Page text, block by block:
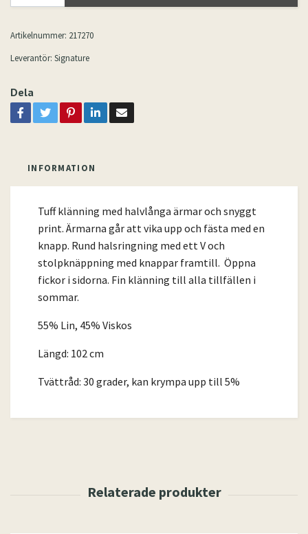
Artikelnummer: 217270
Leverantör: Signature
Dela
INFORMATION
Tuff klänning med halvlånga ärmar och snyggt
print. Ärmarna går att vika upp och fästa med en
knapp. Rund halsringning med ett V och
stolpknäppning med knappar framtill. Öppna
fickor i sidorna. Fin klänning till alla tillfällen i
sommar.
55% Lin, 45% Viskos
Längd: 102 cm
Tvättråd: 30 grader, kan krympa upp till 5%